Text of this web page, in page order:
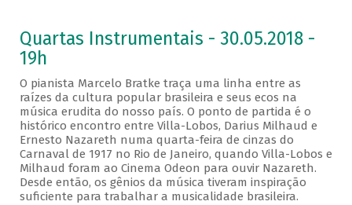
Quartas Instrumentais - 30.05.2018 -
19h
O pianista Marcelo Bratke traça uma linha entre as
raízes da cultura popular brasileira e seus ecos na
música erudita do nosso país. O ponto de partida é o
histórico encontro entre Villa-Lobos, Darius Milhaud e
Ernesto Nazareth numa quarta-feira de cinzas do
Carnaval de 1917 no Rio de Janeiro, quando Villa-Lobos e
Milhaud foram ao Cinema Odeon para ouvir Nazareth.
Desde então, os gênios da música tiveram inspiração
suficiente para trabalhar a musicalidade brasileira.